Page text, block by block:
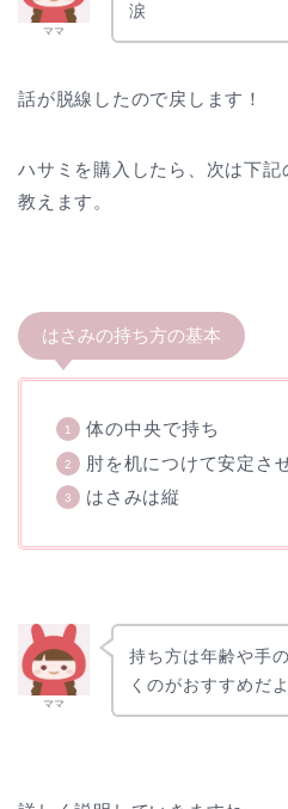
ママ
涙
話が脱線したので戻します！
ハサミを購入したら、次は下
教えます。
はさみの持ち方の基本
体の中央で持ち
肘を机につけて安定さ
はさみは縦
ママ
持ち方は年齢や手
くのがおすすめだよ